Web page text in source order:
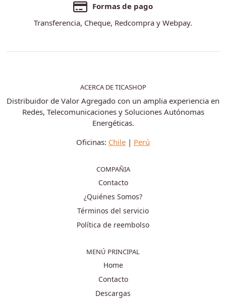
Formas de pago
Transferencia, Cheque, Redcompra y Webpay.
ACERCA DE TICASHOP
Distribuidor de Valor Agregado con un amplia experiencia en
Redes, Telecomunicaciones y Soluciones Autónomas
Energéticas.
Oficinas: Chile | Perú
COMPAÑIA
Contacto
¿Quiénes Somos?
Términos del servicio
Política de reembolso
MENÚ PRINCIPAL
Home
Contacto
Descargas